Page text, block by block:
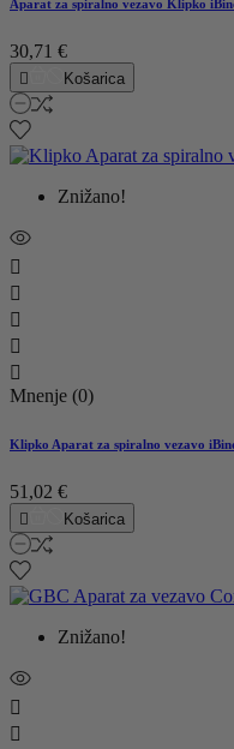
Aparat za spiralno vezavo Klipko
30,71 €
 Košarica
Znižano!





Mnenje (0)
Klipko Aparat za spiralno vezavo
51,02 €
 Košarica
Znižano!

